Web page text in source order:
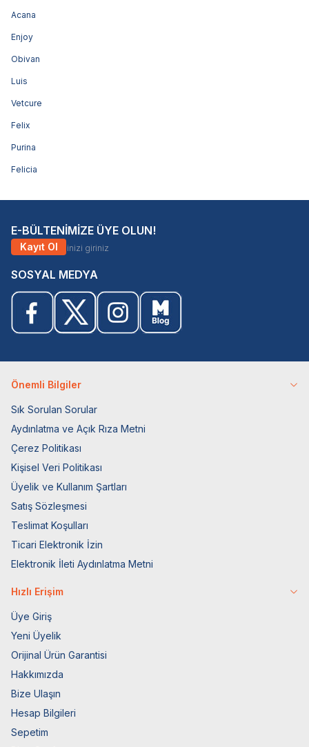
Acana
Enjoy
Obivan
Luis
Vetcure
Felix
Purina
Felicia
E-BÜLTENİMİZE ÜYE OLUN!
Kayıt Ol
SOSYAL MEDYA
Önemli Bilgiler
Sık Sorulan Sorular
Aydınlatma ve Açık Rıza Metni
Çerez Politikası
Kişisel Veri Politikası
Üyelik ve Kullanım Şartları
Satış Sözleşmesi
Teslimat Koşulları
Ticari Elektronik İzin
Elektronik İleti Aydınlatma Metni
Hızlı Erişim
Üye Giriş
Yeni Üyelik
Orijinal Ürün Garantisi
Hakkımızda
Bize Ulaşın
Hesap Bilgileri
Sepetim